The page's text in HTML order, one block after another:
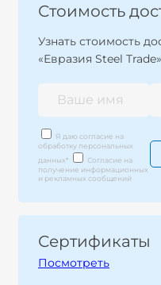
Стоимость
Узнать стоимость
«Евразия Steel
Я даю согласие на
обработку персональных
данных*
Согласие на
получение информационных
и рекламных сообщений
Сертификаты
Посмотреть